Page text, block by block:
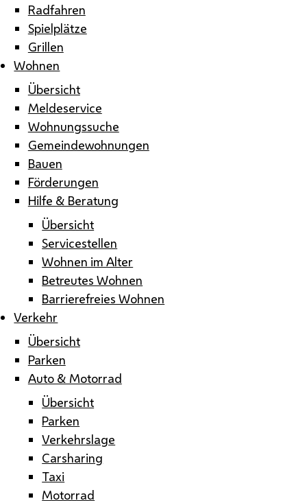
Radfahren
Spielplätze
Grillen
Wohnen
Übersicht
Meldeservice
Wohnungssuche
Gemeindewohnungen
Bauen
Förderungen
Hilfe & Beratung
Übersicht
Servicestellen
Wohnen im Alter
Betreutes Wohnen
Barrierefreies Wohnen
Verkehr
Übersicht
Parken
Auto & Motorrad
Übersicht
Parken
Verkehrslage
Carsharing
Taxi
Motorrad